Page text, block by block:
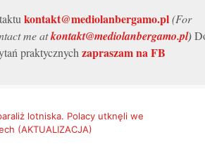
kontakt@mediolanbergamo.pl(For
me atkontakt@mediolanbergamo.pl)
praktycznych zapraszam na FB
lotniska. Polacy utknęli we
(AKTUALIZACJA)